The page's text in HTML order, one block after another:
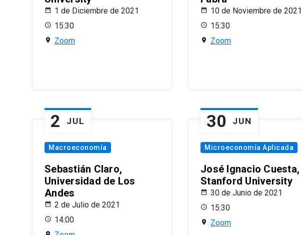
1 de Diciembre de 2021
15:30
Zoom
10 de Noviembre de 2021
15:30
Zoom
2 JUL
Macroeconomía
Sebastián Claro,
Universidad de Los
Andes
2 de Julio de 2021
14:00
30 JUN
Microeconomía Aplicada
José Ignacio Cuesta,
Stanford University
30 de Junio de 2021
15:30
Zoom